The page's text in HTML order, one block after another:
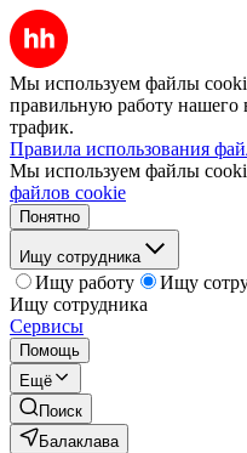
Мы используем файлы
правильную работу нашего
трафик.
Правила использования
Мы используем файлы
файлов cookie
Понятно
Ищу сотрудника
Ищу работу
Ищу
Ищу сотрудника
Сервисы
Помощь
Ещё
Поиск
Балаклава